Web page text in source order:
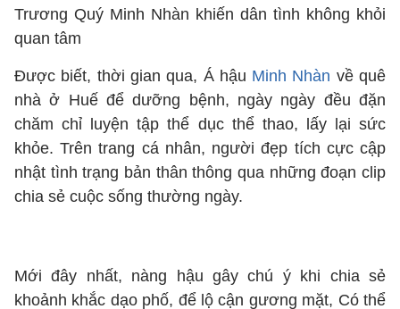
Trương Quý Minh Nhàn khiến dân tình không khỏi
quan tâm
Được biết, thời gian qua, Á hậu Minh Nhàn về quê
nhà ở Huế để dưỡng bệnh, ngày ngày đều đặn
chăm chỉ luyện tập thể dục thể thao, lấy lại sức
khỏe. Trên trang cá nhân, người đẹp tích cực cập
nhật tình trạng bản thân thông qua những đoạn clip
chia sẻ cuộc sống thường ngày.
Mới đây nhất, nàng hậu gây chú ý khi chia sẻ
khoảnh khắc dạo phố, để lộ cận gương mặt, Có thể